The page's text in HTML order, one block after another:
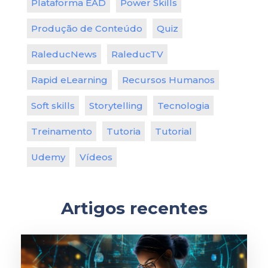
Plataforma EAD Power Skills
Produção de Conteúdo Quiz
RaleducNews RaleducTV
Rapid eLearning Recursos Humanos
Soft skills Storytelling Tecnologia
Treinamento Tutoria Tutorial
Udemy Vídeos
Artigos recentes